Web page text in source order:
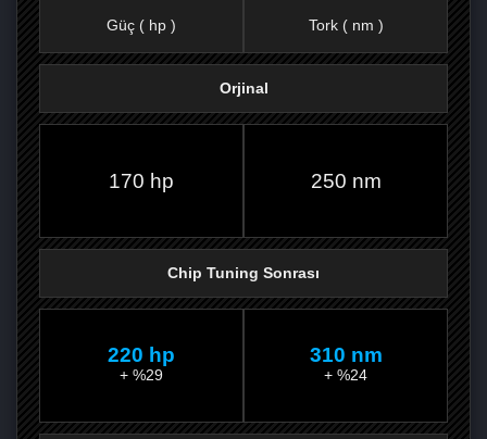
Güç ( hp ) Tork ( nm )
Orjinal
170 hp 250 nm
Chip Tuning Sonrası
220 hp
+ %29
310 nm
+ %24